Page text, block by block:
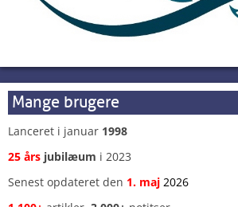
Mange brugere
Lanceret i januar 1998
25 års jubilæum i 2023
Senest opdateret den 1. maj 2026